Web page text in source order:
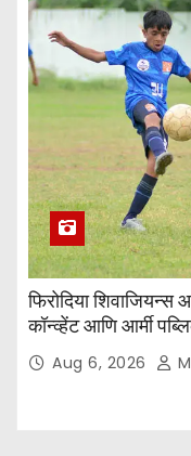
फिरोदिया
कॉन्व्हेंट आणि आर्मी
Aug 6, 2026